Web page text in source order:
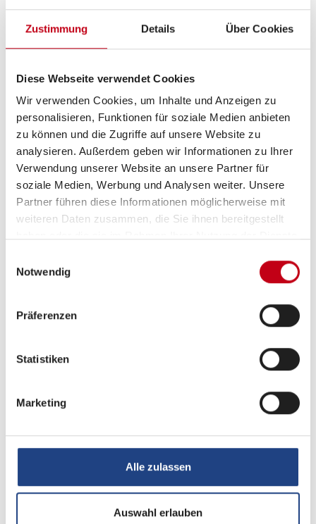
Zustimmung Details Über Cookies
Diese Webseite verwendet Cookies
Wir verwenden Cookies, um Inhalte und Anzeigen zu
personalisieren, Funktionen für soziale Medien anbieten
zu können und die Zugriffe auf unsere Website zu
analysieren. Außerdem geben wir Informationen zu Ihrer
Verwendung unserer Website an unsere Partner für
soziale Medien, Werbung und Analysen weiter. Unsere
Partner führen diese Informationen möglicherweise mit
weiteren Daten zusammen, die Sie ihnen bereitgestellt
Notwendig
Präferenzen
Statistiken
Marketing
Alle zulassen
Auswahl erlauben
Infrastruktur WC
Betten Einzelbett
Beschreibung
Wohnwelt City Vibes
Deichselabdeckung